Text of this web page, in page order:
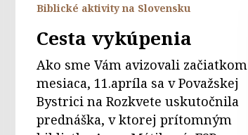
Biblické aktivity na Slovensku
Cesta vykúpenia
Ako sme Vám avizovali začiatkom
mesiaca, 11.apríla sa v Považskej
Bystrici na Rozkvete uskutočnila
prednáška, v ktorej prítomným